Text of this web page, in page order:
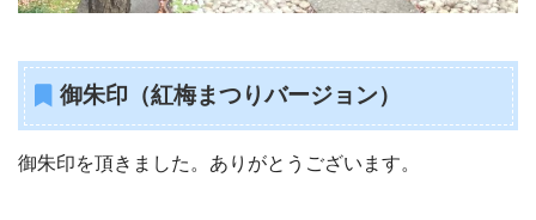
御朱印（紅梅まつりバージョン）
御朱印を頂きました。ありがとうございます。